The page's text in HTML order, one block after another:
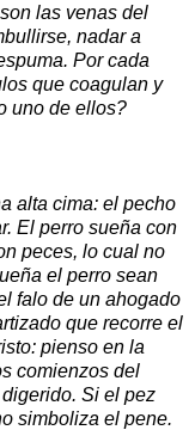
las venas del
nadar a
Por cada
que coagulan y
uno de ellos?
alta cima: el pecho
El perro sueña con
peces, lo cual no
el perro sean
falo de un ahogado
que recorre el
pienso en la
comienzos del
Si el pez
simboliza el pene.